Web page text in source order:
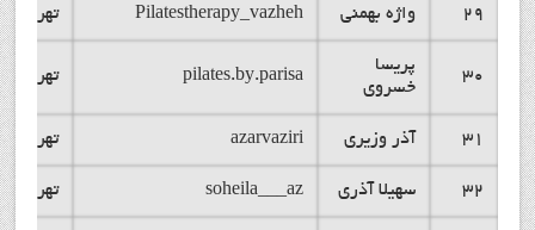
29 واژه بهمنی Pilatestherapy_vazheh تهران
30
پریسا
خسروی
pilates.by.parisa تهران
31 آذر وزیری azarvaziri تهران
32 سهیلا آذری soheila___az تهران